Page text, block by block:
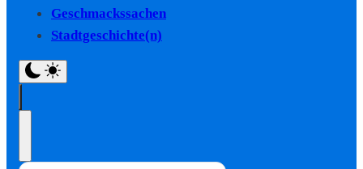
Geschmackssachen
Stadtgeschichte(n)